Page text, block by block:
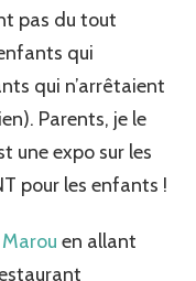
pas du tout
qui
qui n’arrêtaient
Parents, je le
une expo sur les
pour les enfants !
en allant